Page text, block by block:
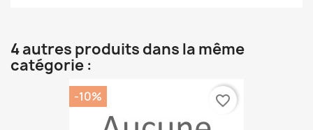
4 autres produits dans la même
catégorie :
-10% favorite_border